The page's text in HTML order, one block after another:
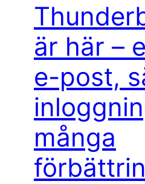
är här –
e-post,
många